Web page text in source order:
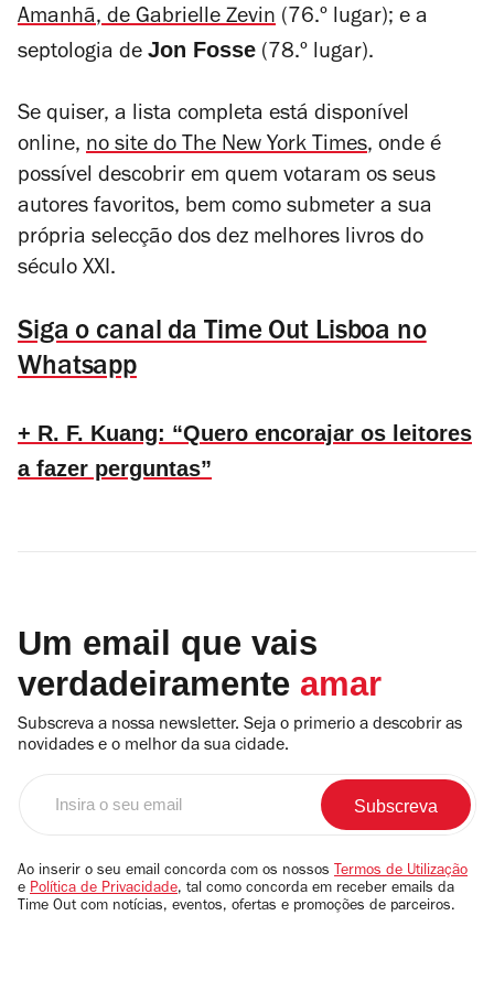
Amanhã, de Gabrielle Zevin (76.º lugar); e a
septologia de Jon Fosse (78.º lugar).
Se quiser, a lista completa está disponível
online, no site do The New York Times, onde é
possível descobrir em quem votaram os seus
autores favoritos, bem como submeter a sua
própria selecção dos dez melhores livros do
século XXI.
Siga o canal da Time Out Lisboa no
Whatsapp
+ R. F. Kuang: “Quero encorajar os leitores
a fazer perguntas”
Um email que vais
verdadeiramente amar
Subscreva a nossa newsletter. Seja o primerio a descobrir as
novidades e o melhor da sua cidade.
email
Ao inserir o seu email concorda com os nossos Termos de Utilização
e Política de Privacidade, tal como concorda em receber emails da
Time Out com notícias, eventos, ofertas e promoções de parceiros.